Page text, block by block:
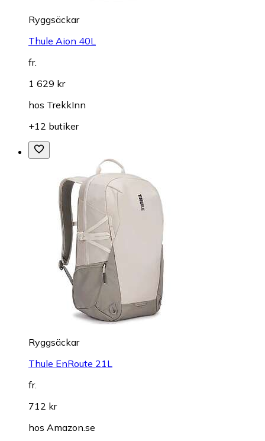
Ryggsäckar
Thule Aion 40L
fr.
1 629 kr
hos TrekkInn
+12 butiker
Ryggsäckar
Thule EnRoute 21L
fr.
712 kr
hos Amazon.se